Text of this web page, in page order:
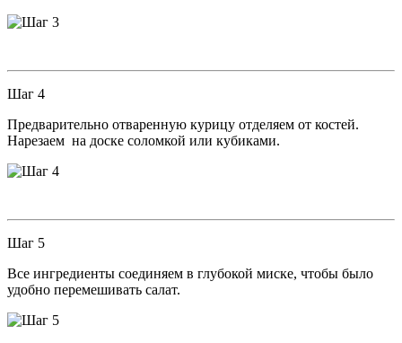
Шаг 4
Предварительно отваренную курицу отделяем от костей.
Нарезаем на доске соломкой или кубиками.
Шаг 5
Все ингредиенты соединяем в глубокой миске, чтобы было
удобно перемешивать салат.